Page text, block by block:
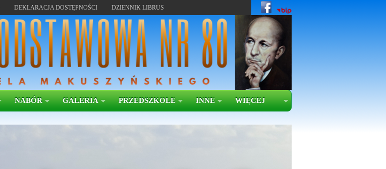
DEKLARACJA DOSTĘPNOŚCI DZIENNIK LIBRUS
NABÓR GALERIA PRZEDSZKOLE INNE WIĘCEJ